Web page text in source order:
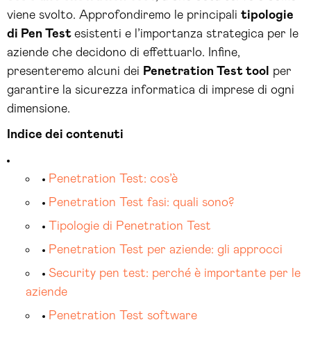
viene svolto. Approfondiremo le principali tipologie
di Pen Test esistenti e l’importanza strategica per le
aziende che decidono di effettuarlo. Infine,
presenteremo alcuni dei Penetration Test tool
per
garantire la sicurezza informatica di imprese di ogni
dimensione.
Indice dei contenuti
Penetration Test: cos’è
Penetration Test fasi: quali sono?
Tipologie di Penetration Test
Penetration Test per aziende: gli approcci
Security pen test: perché è importante per le
aziende
Penetration Test software